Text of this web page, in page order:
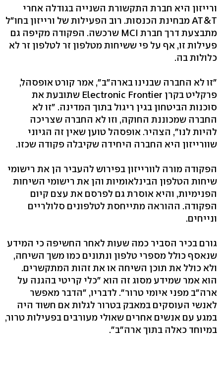
ורייזון היא חברת התקשורת השנייה בגודלה אחרי
AT&T מבחינת הכנסות. רוב הפעילות של ורייזון בחו"ל
מתבצעת דרך חברת MCI שרכשה. הפקודה מקיפה גם
פעילות זו, אף על פי ששיחות מטלפון זר לטלפון זר לא
כלולות בה.
"זו לא החברה שבנינו בארה"ב", אמר קורט אופסהל,
פרקליט בקרן Electronic Frontier שתובעת את
סוכנות הביטחון בגין ריגול בתוך המדינה. "זו לא
החברה שמכוננת החוקה, וזו לא החברה שצריכה
להיות לנו", הצהיר. אופסהל טוען שאין זה הגיוני
שוורייזון היא החברה היחידה שקיבלה פקודה שכזו.
הפקודה מורה לוורייזון בפירוש להעביר הן את רישומי
שיחות הטלפון הבינלאומיות והן את רישומי השיחות
הפנימיות, והיא אוסרת גם לפרסם את עצם קיום
הפקודה. ההוראה מתייחסת לטלפונים סלולריים
ונייחים.
גורם בכיר הסביר כמה שעות לאחר החשיפה כי המידע
שנאסף כולל מספרי טלפון ונתונים כמו משך השיחה,
ולא כולל את תוכן השיחה או את זהות המתקשרים.
הוא אמר שמידע מסוג זה הוא "כלי קריטי בהגנה על
ארה"ב מפני איומי טרור". לדבריו, "הדבר מאפשר
לאנשי העוסקים במאבק בטרור לגלות אם חשוד היה
במגע עם אנשים אחרים שאולי מעורבים בפעילות טרור,
במיוחד כאלה בתוך ארה"ב".